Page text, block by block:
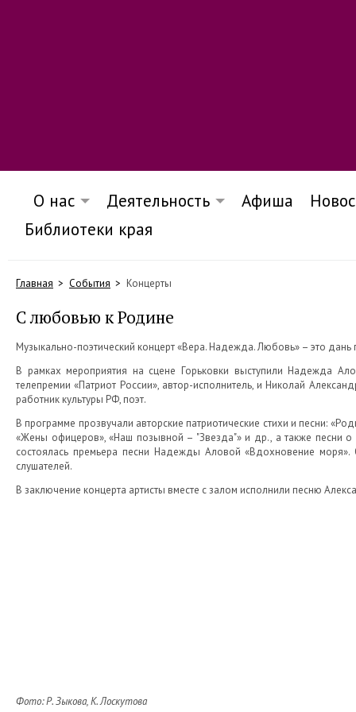
О нас Деятельность Афиша
Библиотеки края
Главная События Концерты
С любовью к Родине
Музыкально-поэтический концерт «Вера. Надежда. Любовь» – это
В рамках мероприятия на сцене Горьковки выступили Надежда
телепремии «Патриот России», автор-исполнитель, и Николай
работник культуры РФ, поэт.
В программе прозвучали авторские патриотические стихи и песни:
«Жены офицеров», «Наш позывной – "Звезда"» и др., а также песни о
состоялась премьера песни Надежды Аловой «Вдохновение
слушателей.
В заключение концерта артисты вместе с залом исполнили песню
Фото: Р. Зыкова, К. Лоскутова